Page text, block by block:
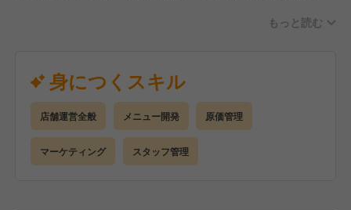
これから伸びしろのある状態でマルチに活躍して頂け
もっと読む
身につくスキル
店舗運営全般 メニュー開発 原価管理
マーケティング スタッフ管理